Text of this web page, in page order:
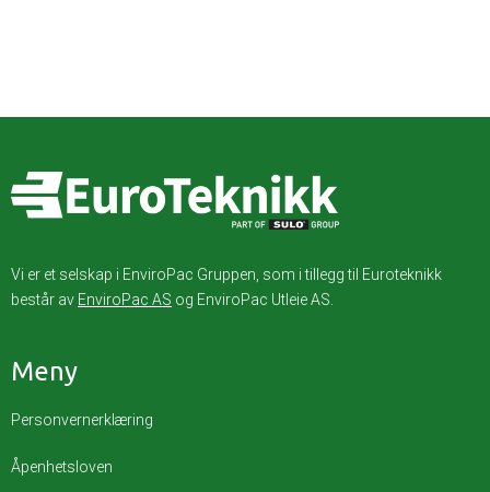
Vi er et selskap i EnviroPac Gruppen, som i tillegg til Euroteknikk
består av EnviroPac AS og EnviroPac Utleie AS.
Meny
Personvernerklæring
Åpenhetsloven